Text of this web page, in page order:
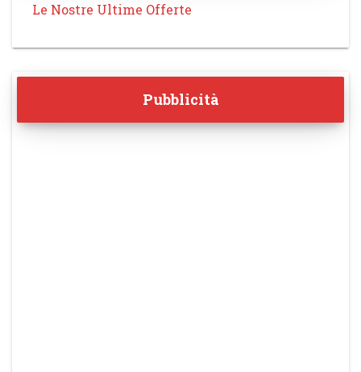
Le Nostre Ultime Offerte
Pubblicità